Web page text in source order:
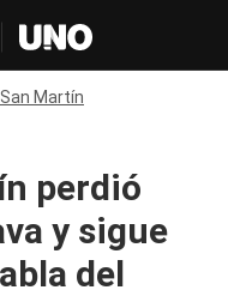
Martín
perdió
y sigue
del